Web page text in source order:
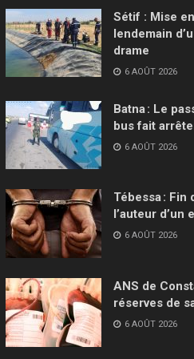
Sétif : Mise
lendemain
drame
6 AOÛT 2026
Batna : Le
bus fait
6 AOÛT 2026
Tébessa : Fin
l’auteur d’un
6 AOÛT 2026
ANS de
réserves de
6 AOÛT 2026